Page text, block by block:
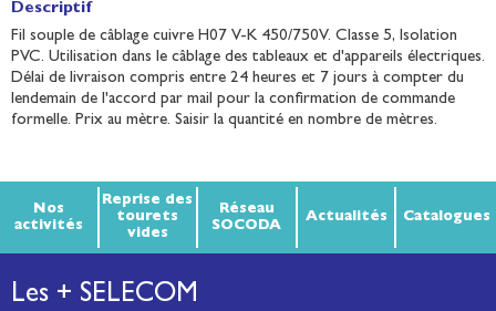
Descriptif
Fil souple de câblage cuivre H07 V-K 450/750V. Classe 5, Isolation
PVC. Utilisation dans le câblage des tableaux et d'appareils électriques.
Délai de livraison compris entre 24 heures et 7 jours à compter du
lendemain de l'accord par mail pour la confirmation de commande
formelle. Prix au mètre. Saisir la quantité en nombre de mètres.
Nos
activités
Reprise des
tourets
vides
Réseau
SOCODA
Actualités Catalogues
Les + SELECOM